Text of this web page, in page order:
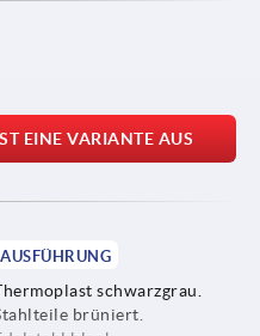
EINE VARIANTE AUS
AUSFÜHRUNG
schwarzgrau.
brüniert.